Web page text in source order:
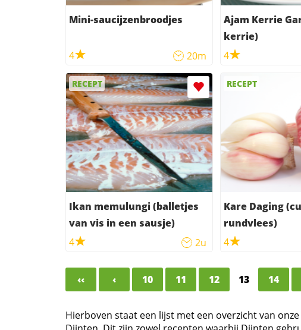
Mini-saucijzenbroodjes
4 20m
Ajam Kerrie
kerrie)
4
RECEPT
Ikan memulungi (balletjes
van vis in een sausje)
4
2u
RECEPT
Kare Daging
rundvlees)
4
‹‹ ‹ 10 11 12 13 14
Hierboven staat een lijst met een overzicht van